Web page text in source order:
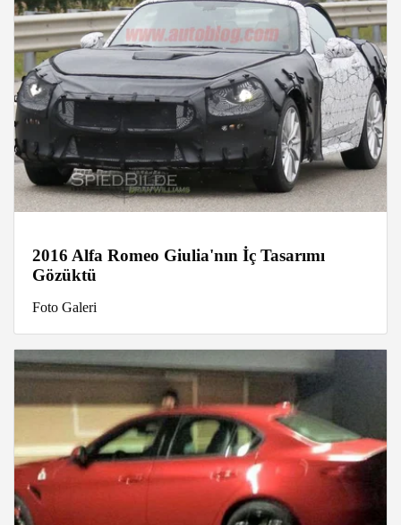
2016 Alfa Romeo Giulia'nın İç Tasarımı
Gözüktü
Foto Galeri